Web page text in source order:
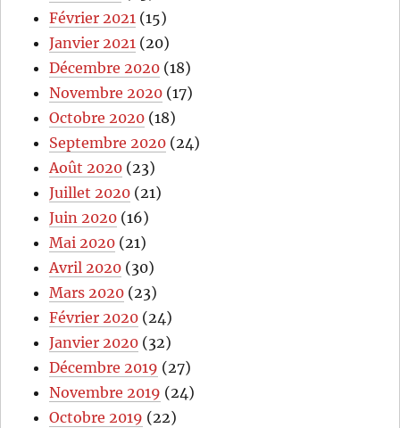
Février 2021 (15)
Janvier 2021 (20)
Décembre 2020 (18)
Novembre 2020 (17)
Octobre 2020 (18)
Septembre 2020 (24)
Août 2020 (23)
Juillet 2020 (21)
Juin 2020 (16)
Mai 2020 (21)
Avril 2020 (30)
Mars 2020 (23)
Février 2020 (24)
Janvier 2020 (32)
Décembre 2019 (27)
Novembre 2019 (24)
Octobre 2019 (22)